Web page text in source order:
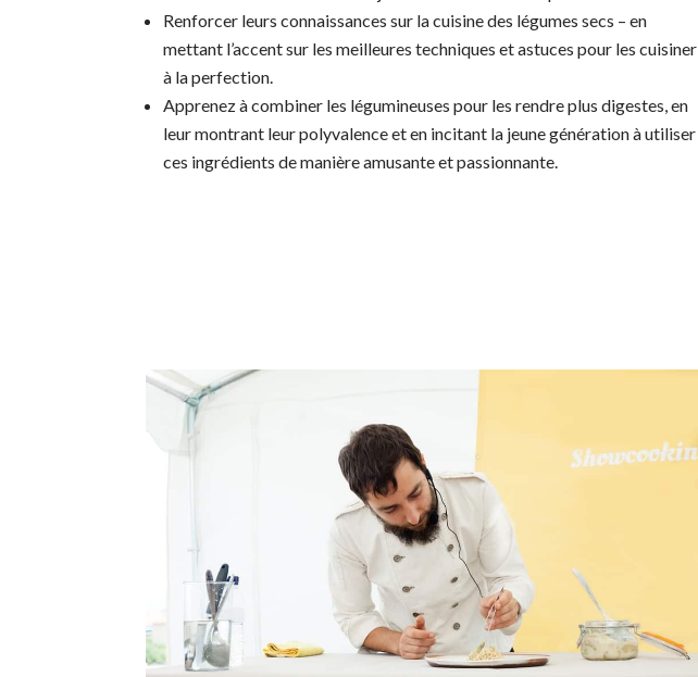
Renforcer leurs connaissances sur la cuisine des légumes secs – en
mettant l’accent sur les meilleures techniques et astuces pour les cuisiner
à la perfection.
Apprenez à combiner les légumineuses pour les rendre plus digestes, en
leur montrant leur polyvalence et en incitant la jeune génération à utiliser
ces ingrédients de manière amusante et passionnante.